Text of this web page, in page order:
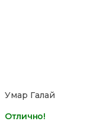
Умар Галай
Отлично!